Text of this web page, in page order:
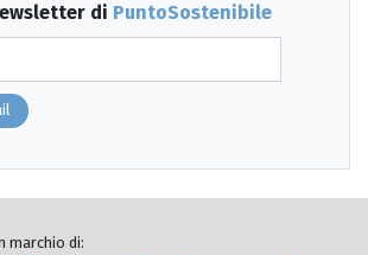
di PuntoSostenibile
marchio di: